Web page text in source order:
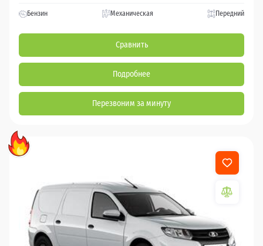
Бензин Механическая Передний
Сравнить
Подробнее
Перезвоним за минуту